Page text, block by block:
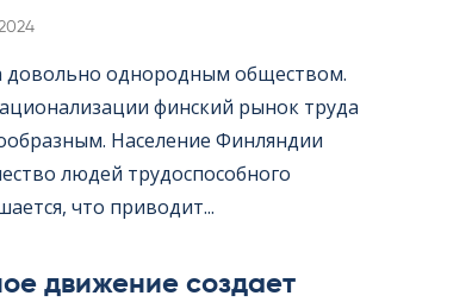
довольно однородным обществом.
финский рынок труда
Население Финляндии
людей трудоспособного
что приводит...
движение создает